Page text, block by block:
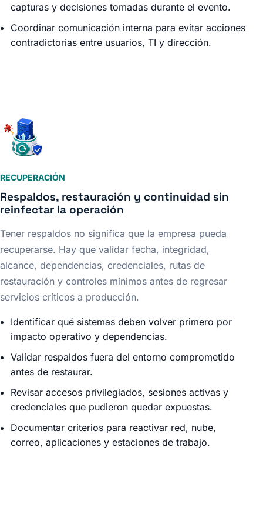
capturas y decisiones tomadas durante el evento.
Coordinar comunicación interna para evitar acciones
contradictorias entre usuarios, TI y dirección.
RECUPERACIÓN
Respaldos, restauración y continuidad sin
reinfectar la operación
Tener respaldos no significa que la empresa pueda
recuperarse. Hay que validar fecha, integridad,
alcance, dependencias, credenciales, rutas de
restauración y controles mínimos antes de regresar
servicios críticos a producción.
Identificar qué sistemas deben volver primero por
impacto operativo y dependencias.
Validar respaldos fuera del entorno comprometido
antes de restaurar.
Revisar accesos privilegiados, sesiones activas y
credenciales que pudieron quedar expuestas.
Documentar criterios para reactivar red, nube,
correo, aplicaciones y estaciones de trabajo.